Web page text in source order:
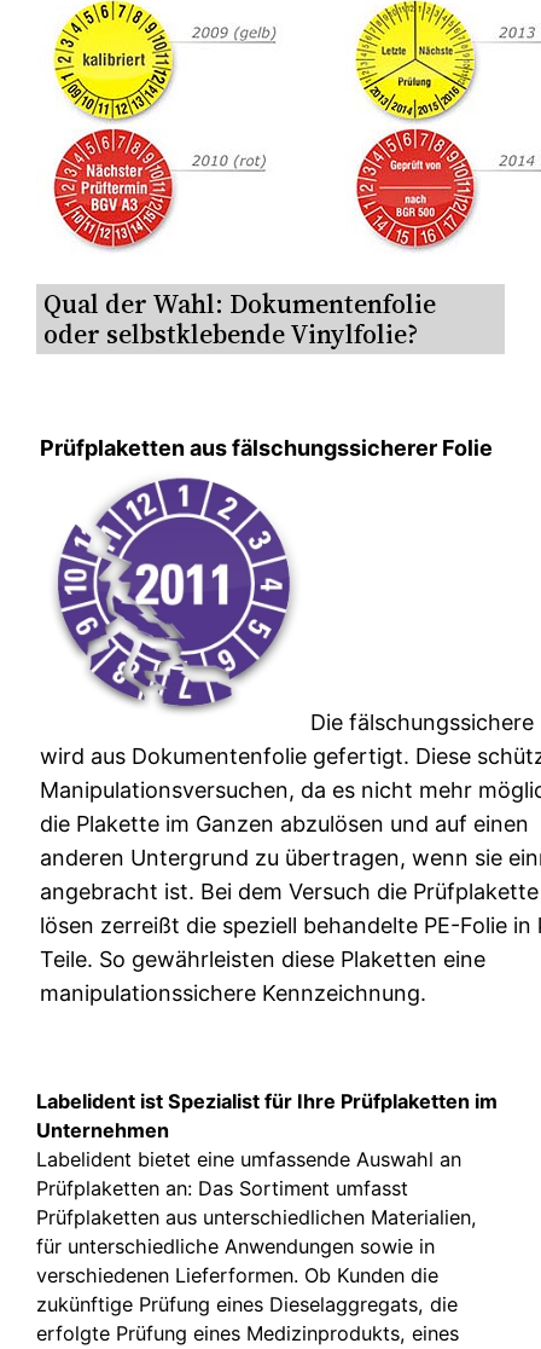
Qual der Wahl: Dokumentenfolie
oder selbstklebende Vinylfolie?
Prüfplaketten aus fälschungssicherer Folie
Die fälschungssichere
wird aus Dokumentenfolie gefertigt. Diese
Manipulationsversuchen, da es nicht mehr
die Plakette im Ganzen abzulösen und auf einen
anderen Untergrund zu übertragen, wenn sie
angebracht ist. Bei dem Versuch die
lösen zerreißt die speziell behandelte PE-Folie in
Teile. So gewährleisten diese Plaketten eine
manipulationssichere Kennzeichnung.
Labelident ist Spezialist für Ihre Prüfplaketten im
Unternehmen
Labelident bietet eine umfassende Auswahl an
Prüfplaketten an: Das Sortiment umfasst
Prüfplaketten aus unterschiedlichen Materialien,
für unterschiedliche Anwendungen sowie in
verschiedenen Lieferformen. Ob Kunden die
zukünftige Prüfung eines Dieselaggregats, die
erfolgte Prüfung eines Medizinprodukts, eines